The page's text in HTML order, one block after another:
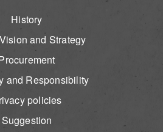
History
and Strategy
and Responsibility
policies
Suggestion